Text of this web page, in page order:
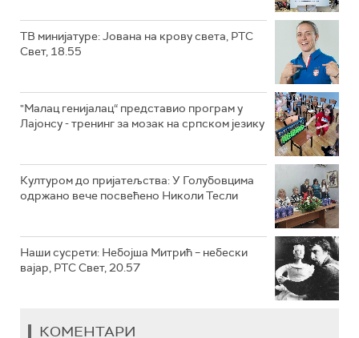
ТВ минијатуре: Јована на крову света, РТС
Свет, 18.55
"Малац генијалац“ представио програм у
Лајонсу - тренинг за мозак на српском језику
Културом до пријатељства: У Голубовцима
одржано вече посвећено Николи Тесли
Наши сусрети: Небојша Митрић – небески
вајар, РТС Свет, 20.57
КОМЕНТАРИ